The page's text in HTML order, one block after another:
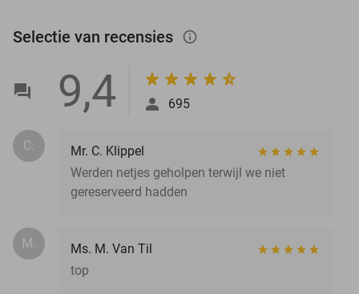
Selectie van recensies info_outlined
9,4 695
C.
Mr. C. Klippel
Werden netjes geholpen terwijl we niet
gereserveerd hadden
M.
Ms. M. Van Til
top